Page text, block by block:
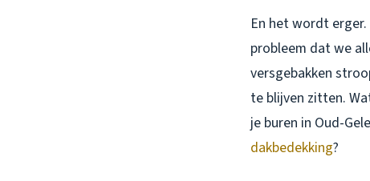
En het wordt
probleem dat we
versgebakken
te blijven zitten.
je buren in Oud-
dakbedekking?